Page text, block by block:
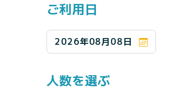
ご利用日
2026年08月08日
人数を選ぶ